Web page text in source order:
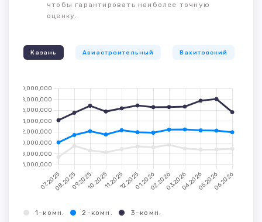
чтобы гарантировать наиболее точную
оценку.
Казань Авиастроительный Вахитовский
1-комн. 2-комн. 3-комн.